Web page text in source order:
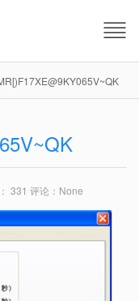
331 评论： None